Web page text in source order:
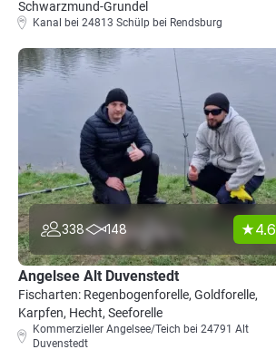
Schwarzmund-Grundel
Kanal bei 24813 Schülp bei Rendsburg
338 148 4.6
Angelsee Alt Duvenstedt
Fischarten: Regenbogenforelle, Goldforelle,
Karpfen, Hecht, Seeforelle
Kommerzieller Angelsee/Teich bei 24791 Alt
Duvenstedt